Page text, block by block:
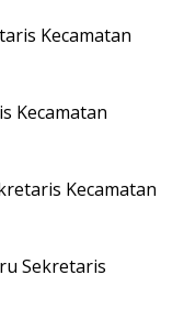
Kecamatan
Kecamatan
Kecamatan
Sekretaris